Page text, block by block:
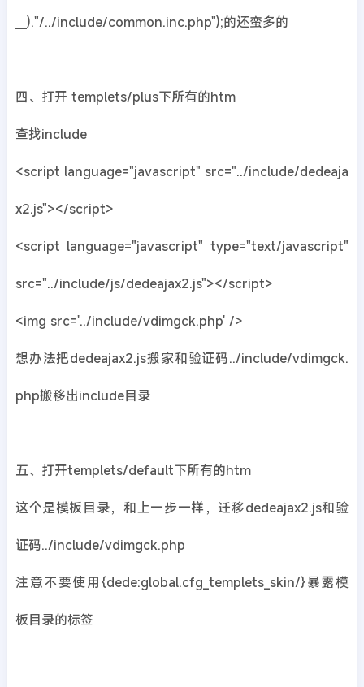
__)."/../include/common.inc.php");的还蛮多的
四、打开 templets/plus下所有的htm
查找include
<script language="javascript" src="../include/dedeaja
x2.js"></script>
<script language="javascript" type="text/javascript"
src="../include/js/dedeajax2.js"></script>
<img src='../include/vdimgck.php' />
想办法把dedeajax2.js搬家和验证码../include/vdimgck.
php搬移出include目录
五、打开templets/default下所有的htm
这个是模板目录，和上一步一样，迁移dedeajax2.js和验
证码../include/vdimgck.php
注意不要使用{dede:global.cfg_templets_skin/}暴露模
板目录的标签